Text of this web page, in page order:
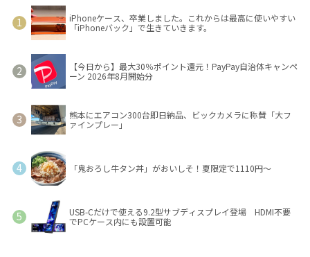
iPhoneケース、卒業しました。これからは最高に使いやすい
「iPhoneバック」で生きていきます。
【今日から】最大30％ポイント還元！PayPay自治体キャンペ
ーン 2026年8月開始分
熊本にエアコン300台即日納品、ビックカメラに称賛「大フ
ァインプレー」
「鬼おろし牛タン丼」がおいしそ！夏限定で1110円～
USB-Cだけで使える9.2型サブディスプレイ登場 HDMI不要
でPCケース内にも設置可能